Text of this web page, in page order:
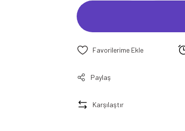
Paylaş
Karşılaştır